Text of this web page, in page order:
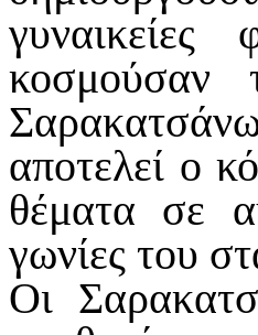
κοσμούσαν
αποτελεί ο
θέματα σε
γωνίες του
Οι